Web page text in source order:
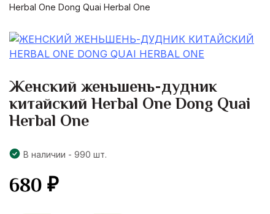
Herbal One Dong Quai Herbal One
Женский женьшень-дудник
китайский Herbal One Dong Quai
Herbal One
В наличии - 990 шт.
680₽